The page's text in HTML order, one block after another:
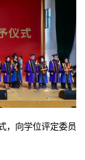
，向学位评定委员